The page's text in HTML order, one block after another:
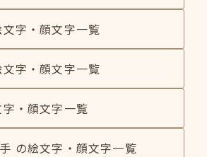
字・顔文字一覧
字・顔文字一覧
・顔文字一覧
の絵文字・顔文字一覧